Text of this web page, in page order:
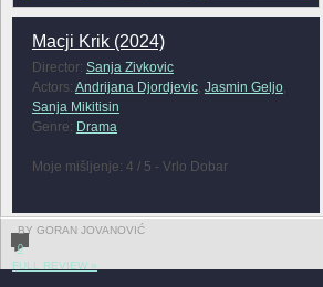
Macji Krik (2024)
Director: Sanja Zivkovic
Actors: Andrijana Djordjevic, Jasmin Geljo,
Sanja Mikitisin
Genre: Drama
Moje mišljenje: 4 / 5 - Vrlo Dobar
BY GORAN JOVANOVIĆ
0
FULL REVIEW »